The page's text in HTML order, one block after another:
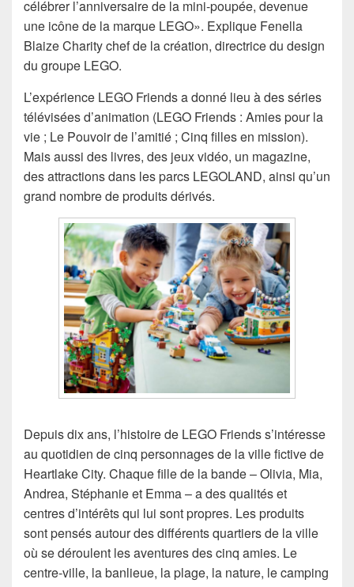
célébrer l’anniversaire de la mini-poupée, devenue
une icône de la marque LEGO». Explique Fenella
Blaize Charity chef de la création, directrice du design
du groupe LEGO.
L’expérience LEGO Friends a donné lieu à des séries
télévisées d’animation (LEGO Friends : Amies pour la
vie ; Le Pouvoir de l’amitié ; Cinq filles en mission).
Mais aussi des livres, des jeux vidéo, un magazine,
des attractions dans les parcs LEGOLAND, ainsi qu’un
grand nombre de produits dérivés.
Depuis dix ans, l’histoire de LEGO Friends s’intéresse
au quotidien de cinq personnages de la ville fictive de
Heartlake City. Chaque fille de la bande – Olivia, Mia,
Andrea, Stéphanie et Emma – a des qualités et
centres d’intérêts qui lui sont propres. Les produits
sont pensés autour des différents quartiers de la ville
où se déroulent les aventures des cinq amies. Le
centre-ville, la banlieue, la plage, la nature, le camping